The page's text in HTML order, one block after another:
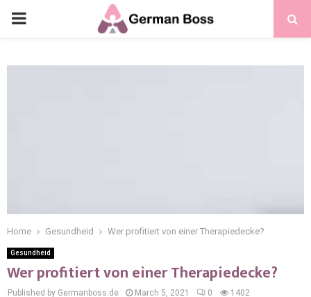
Home Gesundheid Wer profitiert von einer Therapiedecke?
Gesundheid
Wer profitiert von einer Therapiedecke?
Published by Germanboss.de March 5, 2021 0 1402